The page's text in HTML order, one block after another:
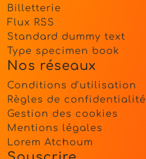
Billetterie
Flux RSS
Standard dummy text
Type specimen book
Nos réseaux
Conditions d'utilisation
Règles de confidentialité
Gestion des cookies
Mentions légales
Lorem Atchoum